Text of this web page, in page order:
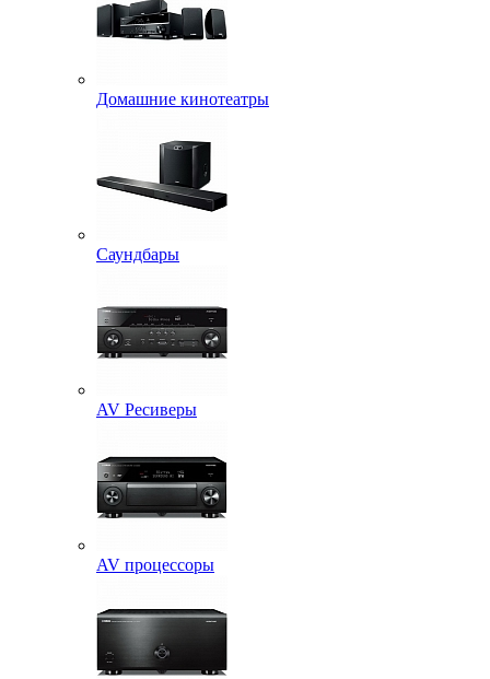
Домашние кинотеатры
Саундбары
AV Ресиверы
AV процессоры